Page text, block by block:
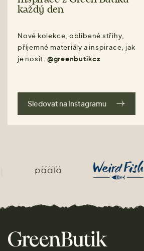
každý den
Nové kolekce, oblíbené střihy,
příjemné materiály a inspirace, jak
je nosit. @greenbutikcz
Sledovat na Instagramu